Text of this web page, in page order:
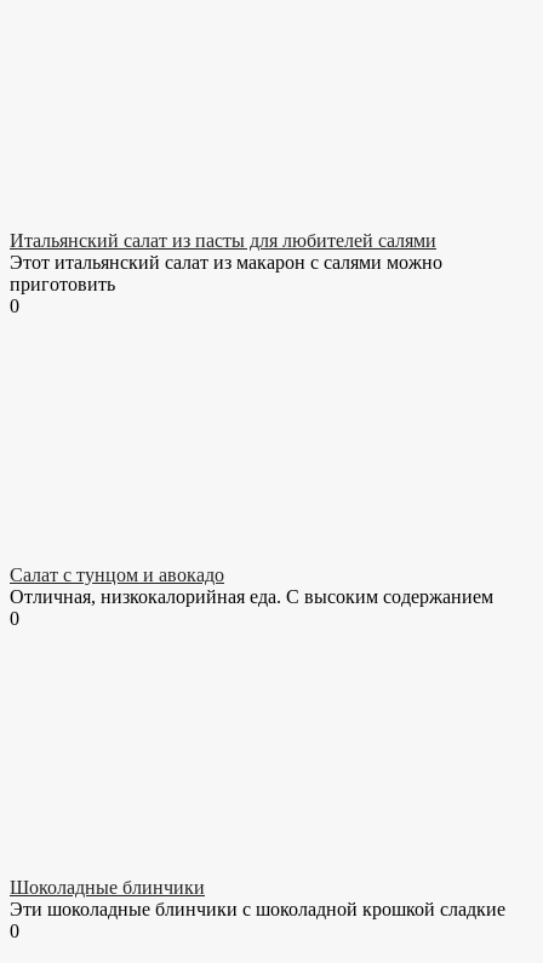
Итальянский салат из пасты для любителей салями
Этот итальянский салат из макарон с салями можно
приготовить
0
Салат с тунцом и авокадо
Отличная, низкокалорийная еда. С высоким содержанием
0
Шоколадные блинчики
Эти шоколадные блинчики с шоколадной крошкой сладкие
0